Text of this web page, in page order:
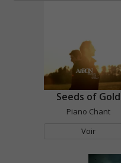
Seeds of Gold
Piano Chant
Voir